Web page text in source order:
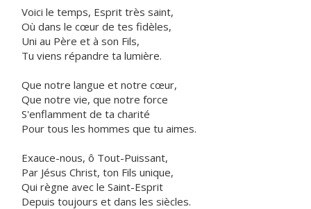
Voici le temps, Esprit très saint,
Où dans le cœur de tes fidèles,
Uni au Père et à son Fils,
Tu viens répandre ta lumière.
Que notre langue et notre cœur,
Que notre vie, que notre force
S'enflamment de ta charité
Pour tous les hommes que tu aimes.
Exauce-nous, ô Tout-Puissant,
Par Jésus Christ, ton Fils unique,
Qui règne avec le Saint-Esprit
Depuis toujours et dans les siècles.